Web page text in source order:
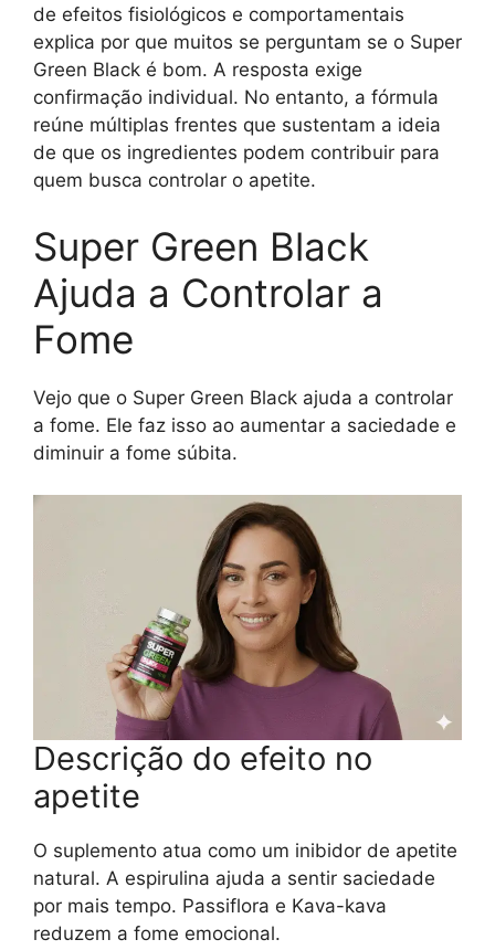
de efeitos fisiológicos e comportamentais
explica por que muitos se perguntam se o Super
Green Black é bom. A resposta exige
confirmação individual. No entanto, a fórmula
reúne múltiplas frentes que sustentam a ideia
de que os ingredientes podem contribuir para
quem busca controlar o apetite.
Super Green Black
Ajuda a Controlar a
Fome
Vejo que o Super Green Black ajuda a controlar
a fome. Ele faz isso ao aumentar a saciedade e
diminuir a fome súbita.
Descrição do efeito no
apetite
O suplemento atua como um inibidor de apetite
natural. A espirulina ajuda a sentir saciedade
por mais tempo. Passiflora e Kava-kava
reduzem a fome emocional.